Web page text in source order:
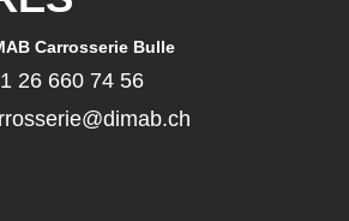
Carrosserie Bulle
26 660 74 56